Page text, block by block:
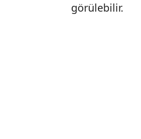
görülebilir.